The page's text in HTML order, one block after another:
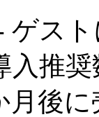
ゲス
入推
月後